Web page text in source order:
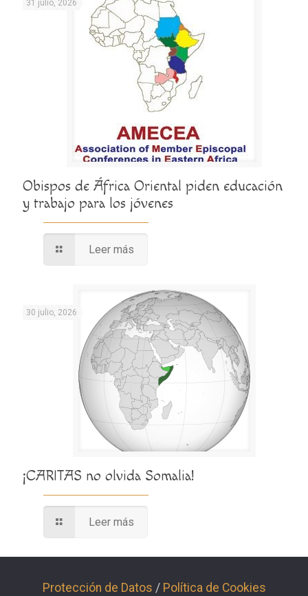
31 julio, 2026
Obispos de África Oriental piden educación
y trabajo para los jóvenes
Leer más
30 julio, 2026
¡CARITAS no olvida Somalia!
Leer más
Protección de Datos / Política de Cookies